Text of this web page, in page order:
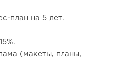
план на 5 лет.
(макеты, планы,